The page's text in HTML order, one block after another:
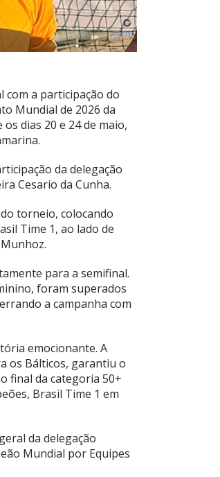
com a participação do
Mundial de 2026 da
dias 20 e 24 de maio,
da delegação
Cesario da Cunha.
torneio, colocando
Time 1, ao lado de
para a semifinal.
foram superados
a campanha com
emocionante. A
os Bálticos, garantiu o
final da categoria 50+
Brasil Time 1 em
da delegação
Mundial por Equipes